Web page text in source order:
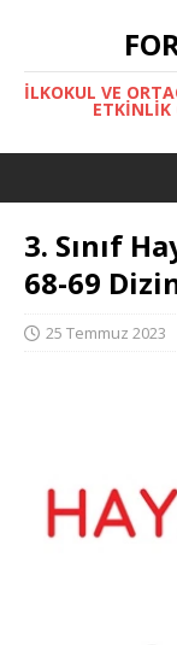
İLKOKUL VE
ETKINLIK
3. Sınıf
68-69
25 Temmuz 2023